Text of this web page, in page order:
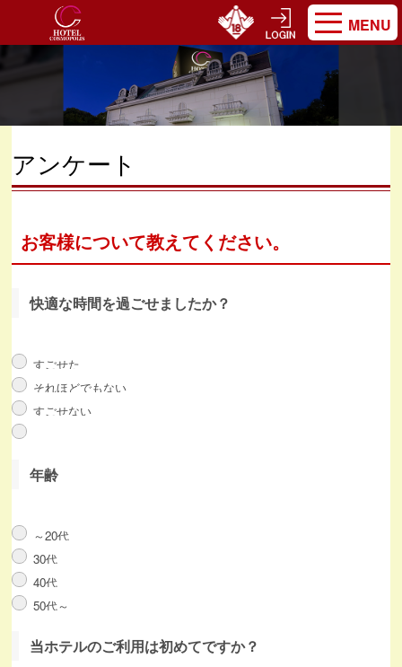
MENU
アンケート
お客様について教えてください。
快適な時間を過ごせましたか？
すごせた
それほどでもない
すごせない
年齢
～20代
30代
40代
50代～
当ホテルのご利用は初めてですか？